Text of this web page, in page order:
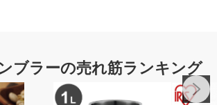
ブラーの売れ筋ランキング